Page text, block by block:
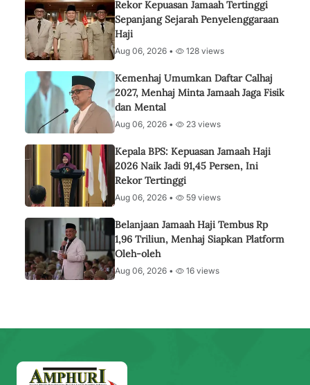
Rekor Kepuasan Jamaah Tertinggi
Sepanjang Sejarah Penyelenggaraan
Haji
Aug 06, 2026 • 128 views
Kemenhaj Umumkan Daftar Calhaj
2027, Menhaj Minta Jamaah Jaga Fisik
dan Mental
Aug 06, 2026 • 23 views
Kepala BPS: Kepuasan Jamaah Haji
2026 Naik Jadi 91,45 Persen, Ini
Rekor Tertinggi
Aug 06, 2026 • 59 views
Belanjaan Jamaah Haji Tembus Rp
1,96 Triliun, Menhaj Siapkan Platform
Oleh-oleh
Aug 06, 2026 • 16 views